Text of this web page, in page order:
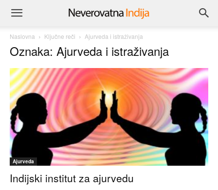
Naslovna Ključne reči Ajurveda i istraživanja
Oznaka: Ajurveda i istraživanja
Ajurveda
Indijski institut za ajurvedu